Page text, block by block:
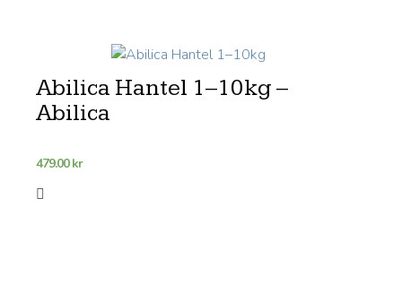
Abilica Hantel 1–10kg –
Abilica
479.00kr